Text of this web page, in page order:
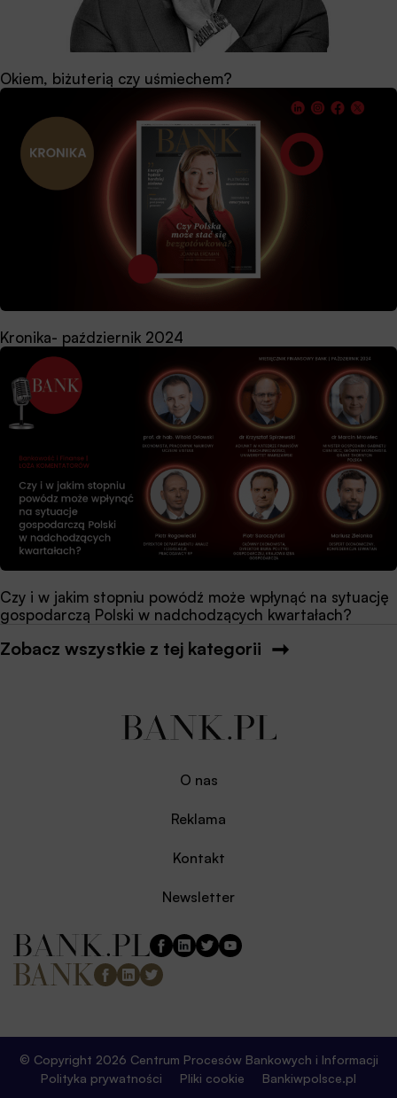
Okiem, biżuterią czy uśmiechem?
Kronika- październik 2024
Czy i w jakim stopniu powódź może wpłynąć na sytuację
gospodarczą Polski w nadchodzących kwartałach?
Zobacz wszystkie z tej kategorii
O nas
Reklama
Kontakt
Newsletter
© Copyright 2026 Centrum Procesów Bankowych i Informacji
Polityka prywatności
Pliki cookie Bankiwpolsce.pl